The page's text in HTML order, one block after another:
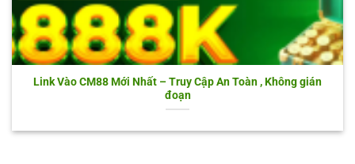
Link Vào CM88 Mới Nhất – Truy Cập An Toàn , Không gián
đoạn